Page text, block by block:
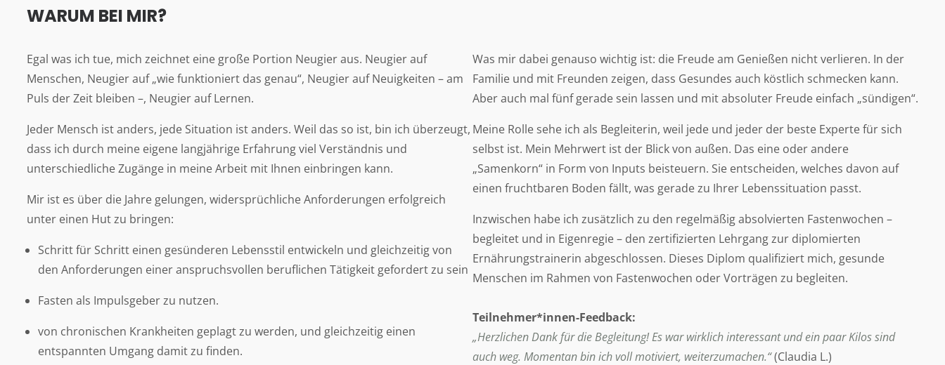
WARUM BEI MIR?
Egal was ich tue, mich zeichnet eine große Portion Neugier aus. Neugier auf
Menschen, Neugier auf „wie funktioniert das genau“, Neugier auf Neuigkeiten – am
Puls der Zeit bleiben –, Neugier auf Lernen.
Jeder Mensch ist anders, jede Situation ist anders. Weil das so ist, bin ich überzeugt,
dass ich durch meine eigene langjährige Erfahrung viel Verständnis und
unterschiedliche Zugänge in meine Arbeit mit Ihnen einbringen kann.
Mir ist es über die Jahre gelungen, widersprüchliche Anforderungen erfolgreich
unter einen Hut zu bringen:
Schritt für Schritt einen gesünderen Lebensstil entwickeln und gleichzeitig von
den Anforderungen einer anspruchsvollen beruflichen Tätigkeit gefordert zu sein
Fasten als Impulsgeber zu nutzen.
von chronischen Krankheiten geplagt zu werden, und gleichzeitig einen
entspannten Umgang damit zu finden.
Was mir dabei genauso wichtig ist: die Freude am Genießen nicht verlieren. In der
Familie und mit Freunden zeigen, dass Gesundes auch köstlich schmecken kann.
Aber auch mal fünf gerade sein lassen und mit absoluter Freude einfach „sündigen“.
Meine Rolle sehe ich als Begleiterin, weil jede und jeder der beste Experte für sich
selbst ist. Mein Mehrwert ist der Blick von außen. Das eine oder andere
„Samenkorn“ in Form von Inputs beisteuern. Sie entscheiden, welches davon auf
einen fruchtbaren Boden fällt, was gerade zu Ihrer Lebenssituation passt.
Inzwischen habe ich zusätzlich zu den regelmäßig absolvierten Fastenwochen –
begleitet und in Eigenregie – den zertifizierten Lehrgang zur diplomierten
Ernährungstrainerin abgeschlossen. Dieses Diplom qualifiziert mich, gesunde
Menschen im Rahmen von Fastenwochen oder Vorträgen zu begleiten.
Teilnehmer*innen-Feedback:
„Herzlichen Dank für die Begleitung! Es war wirklich interessant und ein paar Kilos sind
auch weg. Momentan bin ich voll motiviert, weiterzumachen.“(Claudia L.)